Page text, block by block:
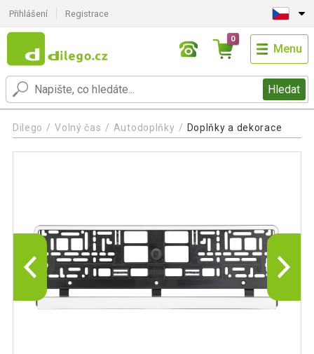
Přihlášení Registrace
Hledat
0
Menu
Dilego Volný čas Autodoplňky Doplňky a dekorace